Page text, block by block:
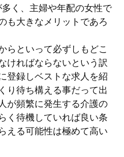
く、主婦や年配の女性で
も大きなメリットであろ
らといって必ずしもどこ
ければならないという訳
登録しベストな求人を紹
り待ち構える事だって出
が頻繁に発生する介護の
く待機していれば良い条
える可能性は極めて高い